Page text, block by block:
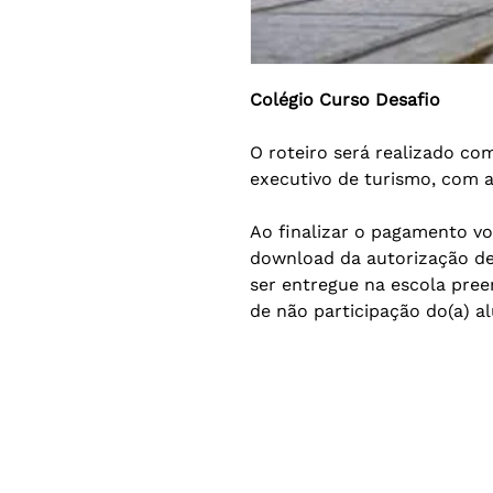
Colégio Curso Desafio
O roteiro será realizado
executivo de turismo, com
Ao finalizar o pagamento
download da autorização
ser entregue na escola
de não participação do(a)